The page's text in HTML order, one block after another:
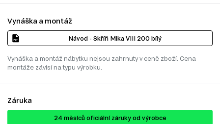
Vynáška a montáž
Návod - Skříň Mika VIII 200 bílý
Vynáška a montáž nábytku nejsou zahrnuty v ceně zboží. Cena
montáže závisí na typu výrobku.
Záruka
24 ​​​​měsíců oficiální záruky od výrobce